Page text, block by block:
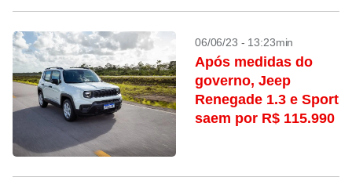
06/06/23 - 13:23min
Após medidas do
governo, Jeep
Renegade 1.3 e Sport
saem por R$ 115.990